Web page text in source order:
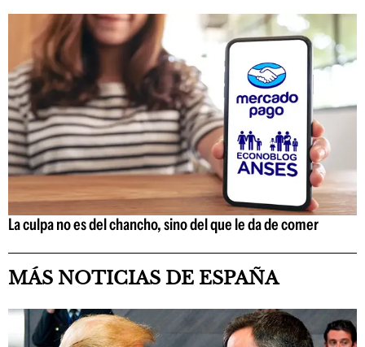
La culpa no es del chancho, sino del que le da de comer
MÁS NOTICIAS DE ESPAÑA